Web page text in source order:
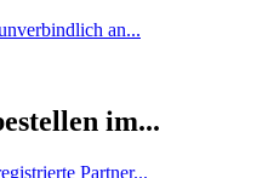
an...
im...